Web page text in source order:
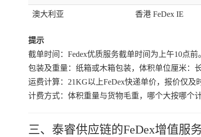
澳大利亚 香港 FeDex IE
提示
截单时间：Fedex优质服务截单时间为上午10点前
包装及重量：纸箱或木箱包装，体积单位厘米：
运费计算：21KG以上FeDex快递单价，报价仅
计费方式：体积重量与货物毛重，哪个大按哪个计
三、泰睿供应链的FeDex增值服